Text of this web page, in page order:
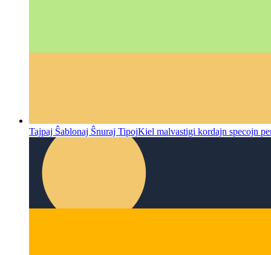
Tajpaj Ŝablonaj Ŝnuraj Tipoj Kiel malvastigi kordajn specojn